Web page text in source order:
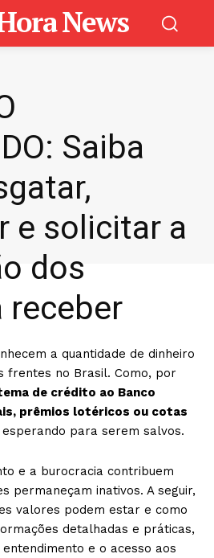
News
Saiba
e solicitar a
dos
receber
a quantidade de dinheiro
frentes no Brasil. Como, por
de crédito ao Banco
prêmios lotéricos ou cotas
para serem salvos.
e a burocracia contribuem
permaneçam inativos. A seguir,
valores podem estar e como
detalhadas e práticas,
e o acesso aos